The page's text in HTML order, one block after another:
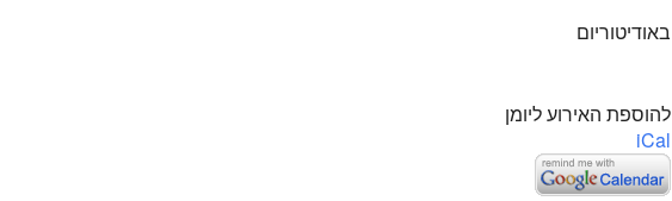
באודיטוריום
להוספת האירוע ליומן
iCal